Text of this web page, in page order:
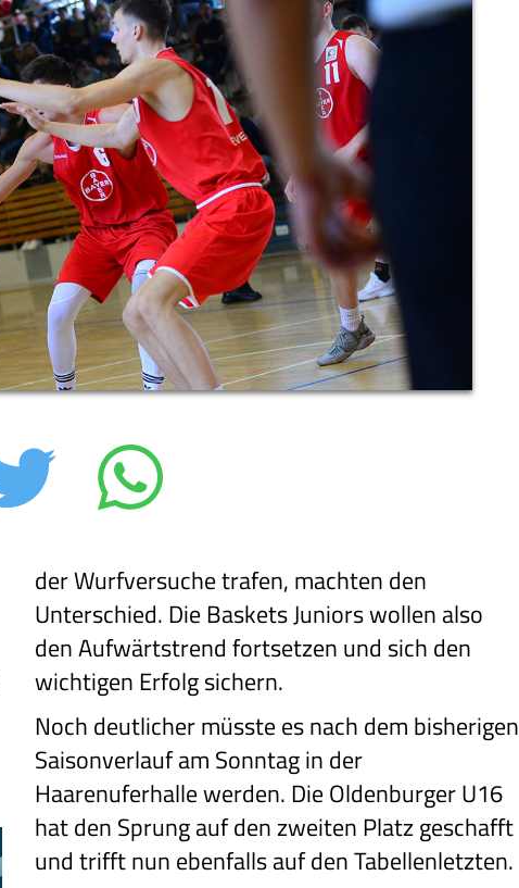
der Wurfversuche trafen, machten den
Unterschied. Die Baskets Juniors wollen also
den Aufwärtstrend fortsetzen und sich den
wichtigen Erfolg sichern.
Noch deutlicher müsste es nach dem bisherigen
Saisonverlauf am Sonntag in der
Haarenuferhalle werden. Die Oldenburger U16
hat den Sprung auf den zweiten Platz geschafft
und trifft nun ebenfalls auf den Tabellenletzten.